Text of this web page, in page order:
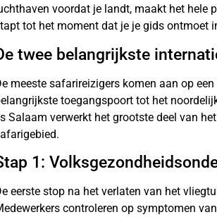
voordat je landt, maakt het hele
tot het moment dat je je gids ontmoet
twee belangrijkste
meeste safarireizigers komen aan op
toegangspoort tot het
Salaam verwerkt het grootste deel van
1:
eerste stop na het verlaten van het
controleren op symptomen